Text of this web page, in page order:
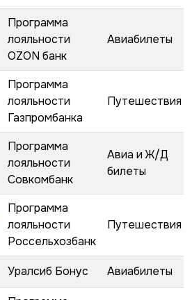
Программа
лояльности
OZON банк
Авиабилеты
Программа
лояльности
Газпромбанка
Путешествия
Программа
лояльности
Совкомбанк
Авиа и Ж/Д
билеты
Программа
лояльности
Россельхозбанк
Путешествия
Уралсиб Бонус Авиабилеты